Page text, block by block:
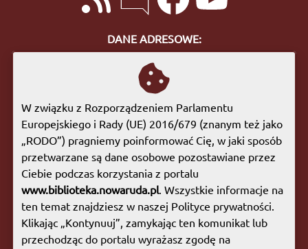
DANE ADRESOWE:
ul. Bohaterów Getta 10
57-400 Nowa Ruda
tel. 74 872 46 96
biuro@biblioteka.nowaruda.pl
GODZINY OTWARCIA:
Poniedziałek:
09:00 - 17:00
Wtorek:
09:00 - 17:00
Środa:
09:00 - 17:00
Czwartek:
08:00 - 15:30
Piątek:
09:00 - 17:00
W związku z Rozporządzeniem Parlamentu
Europejskiego i Rady (UE) 2016/679 (znanym też jako
„RODO”) pragniemy poinformować Cię, w jaki sposób
przetwarzane są dane osobowe pozostawiane przez
Ciebie podczas korzystania z portalu
www.biblioteka.nowaruda.pl. Wszystkie informacje na
ten temat znajdziesz w naszej Polityce prywatności.
Klikając „Kontynuuj”, zamykając ten komunikat lub
przechodząc do portalu wyrażasz zgodę na